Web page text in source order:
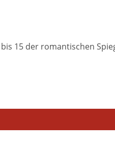
15 der romantischen